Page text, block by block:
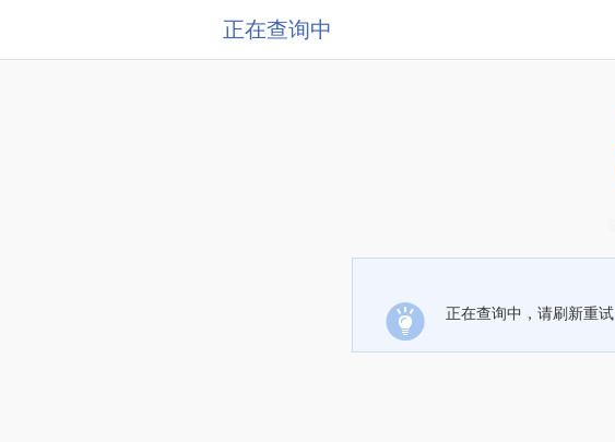
正在查询中
正在查询中，请刷新重试